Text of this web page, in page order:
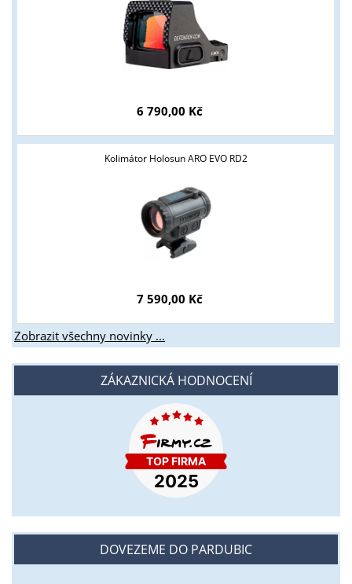
6 790,00 Kč
Kolimátor Holosun ARO EVO RD2
7 590,00 Kč
Zobrazit všechny novinky ...
ZÁKAZNICKÁ HODNOCENÍ
DOVEZEME DO PARDUBIC
Tyto stránky jsou určeny pouze odborné veřejnosti od 18 let a
podnikatelům v oblasti zbraně a střelivo. Splňujete tyto
ANO NE